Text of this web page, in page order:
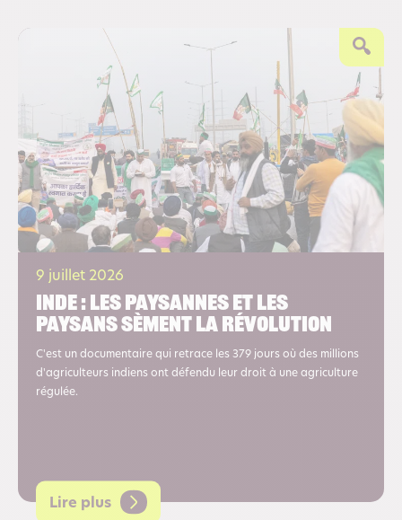
9 juillet 2026
Inde : les paysannes et les
paysans sèment la révolution
C'est un documentaire qui retrace les 379 jours où des millions
d'agriculteurs indiens ont défendu leur droit à une agriculture
régulée.
Lire plus